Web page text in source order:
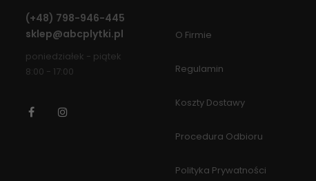
(+48) 798-946-445
sklep@abcplytki.pl
poniedziałek - piątek
8:00 - 17:00
Facebook
O Firmie
Regulamin
Koszty Dostawy
Procedura Odbioru
Polityka Prywatności